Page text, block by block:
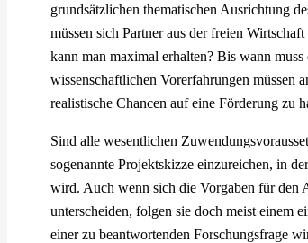
grundsätzlichen thematischen Ausrichtung
müssen sich Partner aus der freien
kann man maximal erhalten? Bis wann
wissenschaftlichen Vorerfahrungen müssen
realistische Chancen auf eine Förderung zu
Sind alle wesentlichen
sogenannte Projektskizze einzureichen, in
wird. Auch wenn sich die Vorgaben für den
unterscheiden, folgen sie doch meist einem
einer zu beantwortenden Forschungsfrage